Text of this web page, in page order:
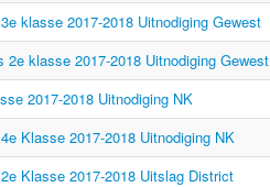
klasse 2017-2018 Uitnodiging Gewest
2e klasse 2017-2018 Uitnodiging Gewest
2017-2018 Uitnodiging NK
Klasse 2017-2018 Uitnodiging NK
Klasse 2017-2018 Uitslag District